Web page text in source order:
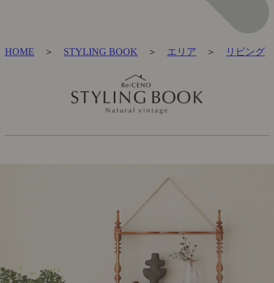
HOME ＞ STYLING BOOK ＞ エリア ＞ リビング